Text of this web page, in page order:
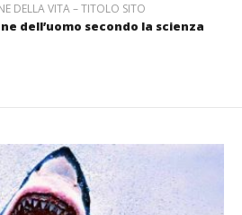
DELLA VITA – TITOLO SITO
dell’uomo secondo la scienza